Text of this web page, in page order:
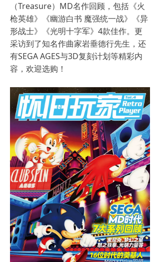
（Treasure）MD名作回顾，包括《火
枪英雄》《幽游白书 魔强统一战》《异
形战士》《光明十字军》4款佳作。更
采访到了知名作曲家岩垂德行先生，还
有SEGA AGES与3D复刻计划等精彩内
容，欢迎选购！